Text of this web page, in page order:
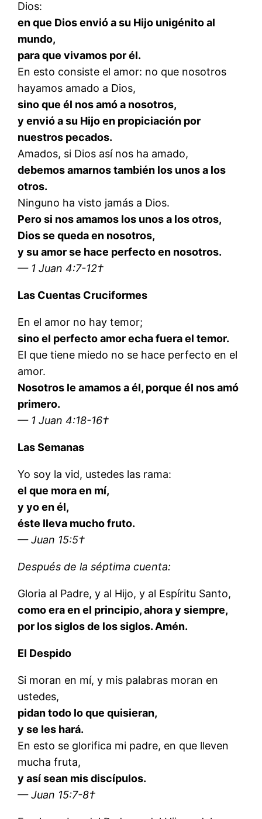
Dios:
en que Dios envió a su Hijo unigénito al
mundo,
para que vivamos por él.
En esto consiste el amor: no que nosotros
hayamos amado a Dios,
sino que él nos amó a nosotros,
y envió a su Hijo en propiciación por
nuestros pecados.
Amados, si Dios así nos ha amado,
debemos amarnos también los unos a los
otros.
Ninguno ha visto jamás a Dios.
Pero si nos amamos los unos a los otros,
Dios se queda en nosotros,
y su amor se hace perfecto en nosotros.
— 1 Juan 4:7-12†
Las Cuentas Cruciformes
En el amor no hay temor;
sino el perfecto amor echa fuera el temor.
El que tiene miedo no se hace perfecto en el
amor.
Nosotros le amamos a él, porque él nos amó
primero.
— 1 Juan 4:18-16†
Las Semanas
Yo soy la vid, ustedes las rama:
el que mora en mí,
y yo en él,
éste lleva mucho fruto.
— Juan 15:5†
Después de la séptima cuenta:
Gloria al Padre, y al Hijo, y al Espíritu Santo,
como era en el principio, ahora y siempre,
por los siglos de los siglos. Amén.
El Despido
Si moran en mí, y mis palabras moran en
ustedes,
pidan todo lo que quisieran,
y se les hará.
En esto se glorifica mi padre, en que lleven
mucha fruta,
y así sean mis discípulos.
— Juan 15:7-8†